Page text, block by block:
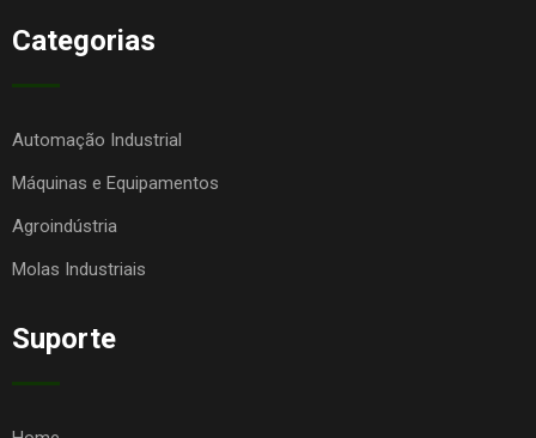
Categorias
Automação Industrial
Máquinas e Equipamentos
Agroindústria
Molas Industriais
Suporte